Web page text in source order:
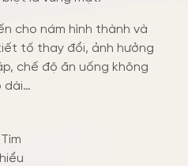
cho nám hình thành và
tố thay đổi, ảnh hưởng
chế độ ăn uống không
dài…
Tìm
hiểu